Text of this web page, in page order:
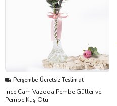
Perşembe Ücretsiz Teslimat
İnce Cam Vazoda Pembe Güller ve
Pembe Kuş Otu